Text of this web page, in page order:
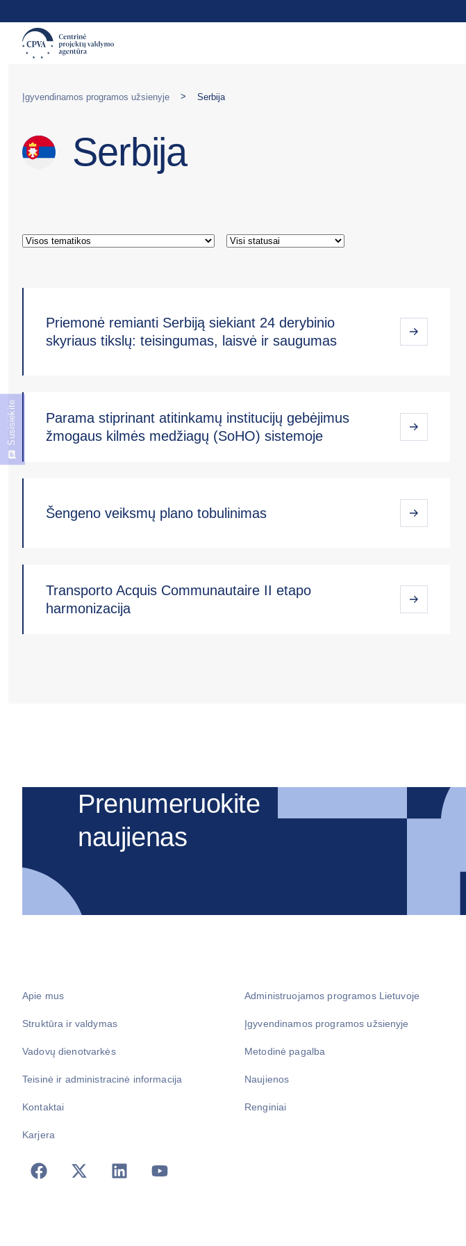
Įgyvendinamos programos užsienyje > Serbija
Serbija
Priemonė remianti Serbiją siekiant 24 derybinio
skyriaus tikslų: teisingumas, laisvė ir saugumas
Parama stiprinant atitinkamų institucijų gebėjimus
žmogaus kilmės medžiagų (SoHO) sistemoje
Šengeno veiksmų plano tobulinimas
Transporto Acquis Communautaire II etapo
harmonizacija
Prenumeruokite
naujienas
Apie mus
Struktūra ir valdymas
Vadovų dienotvarkės
Teisinė ir administracinė informacija
Kontaktai
Karjera
Administruojamos programos Lietuvoje
Įgyvendinamos programos užsienyje
Metodinė pagalba
Naujienos
Renginiai
Susisiekite